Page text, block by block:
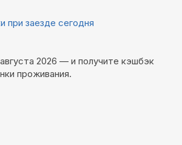
при заезде сегодня
2026 — и получите кэшбэк
проживания.